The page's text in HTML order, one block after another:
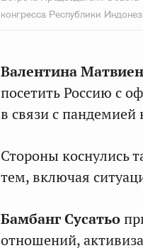
конгресса Республики
Валентина
посетить Россию с
в связи с
Стороны коснулись
тем, включая
Бамбанг Сусатьо
отношений,